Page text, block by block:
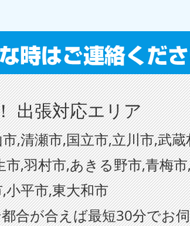
出張対応エリア
,清瀬市,国立市,立川市,武
市,羽村市,あきる野市,青梅
小平市,東大和市
合が合えば最短30分でお